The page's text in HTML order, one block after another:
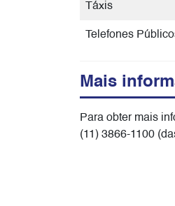
Táxis
Telefones
Mais
Para obter mais
(11) 3866-1100